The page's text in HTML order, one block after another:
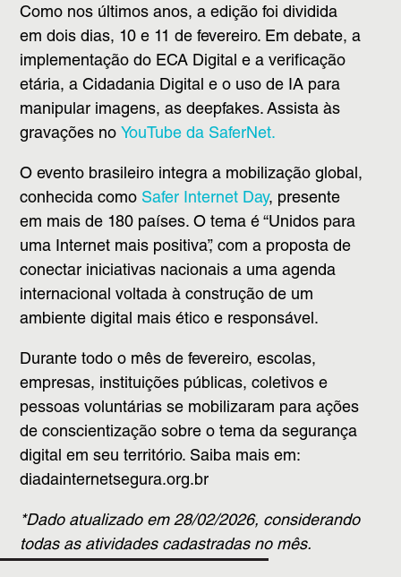
Como nos últimos anos, a edição foi dividida
em dois dias, 10 e 11 de fevereiro. Em debate, a
implementação do ECA Digital e a verificação
etária, a Cidadania Digital e o uso de IA para
manipular imagens, as deepfakes. Assista às
gravações no YouTube da SaferNet.
O evento brasileiro integra a mobilização global,
conhecida como Safer Internet Day, presente
em mais de 180 países. O tema é “Unidos para
uma Internet mais positiva”, com a proposta de
conectar iniciativas nacionais a uma agenda
internacional voltada à construção de um
ambiente digital mais ético e responsável.
Durante todo o mês de fevereiro, escolas,
empresas, instituições públicas, coletivos e
pessoas voluntárias se mobilizaram para ações
de conscientização sobre o tema da segurança
digital em seu território. Saiba mais em:
diadainternetsegura.org.br
*Dado atualizado em 28/02/2026, considerando
todas as atividades cadastradas no mês.